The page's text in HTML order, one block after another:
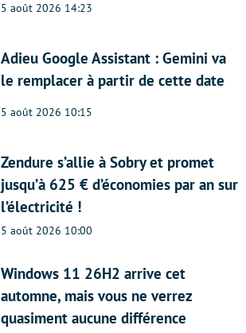
5 août 2026 14:23
Adieu Google Assistant : Gemini va
le remplacer à partir de cette date
5 août 2026 10:15
Zendure s’allie à Sobry et promet
jusqu’à 625 € d’économies par an sur
l’électricité !
5 août 2026 10:00
Windows 11 26H2 arrive cet
automne, mais vous ne verrez
quasiment aucune différence